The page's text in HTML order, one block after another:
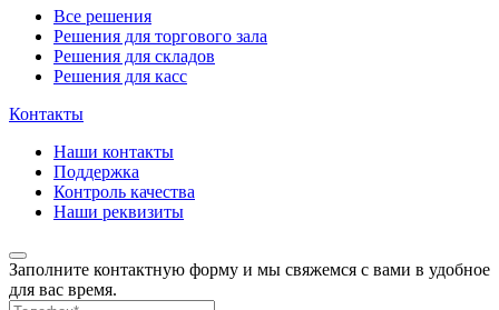
Все решения
Решения для торгового зала
Решения для складов
Решения для касс
Контакты
Наши контакты
Поддержка
Контроль качества
Наши реквизиты
Заполните контактную форму и мы свяжемся с вами в удобное
для вас время.